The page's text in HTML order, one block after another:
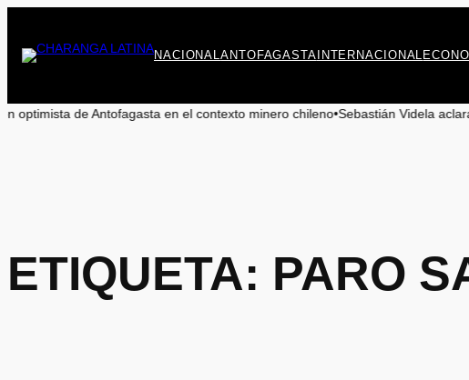
contenido
NACIONALANTOFAGASTA INTERNACIONAL
Antofagasta en el contexto minero chileno•Sebastián Videla aclara que
ETIQUETA: PARO